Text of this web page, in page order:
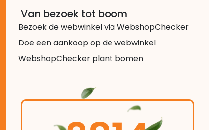
Van bezoek tot boom
Bezoek de webwinkel via WebshopChecker
Doe een aankoop op de webwinkel
WebshopChecker plant bomen